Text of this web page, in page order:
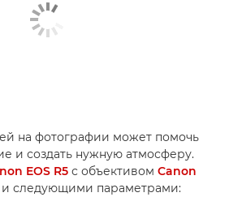
на фотографии может помочь
и создать нужную атмосферу.
EOS R5 с объективом Canon
и следующими параметрами: